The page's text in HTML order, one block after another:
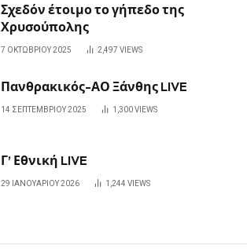
Σχεδόν έτοιμο το γήπεδο της
Χρυσούπολης
7 ΟΚΤΩΒΡΊΟΥ 2025 2,497 VIEWS
Πανθρακικός-ΑΟ Ξάνθης LIVE
14 ΣΕΠΤΕΜΒΡΊΟΥ 2025 1,300VIEWS
Γ’ Εθνική LIVE
29 ΙΑΝΟΥΑΡΊΟΥ 2026 1,244 VIEWS